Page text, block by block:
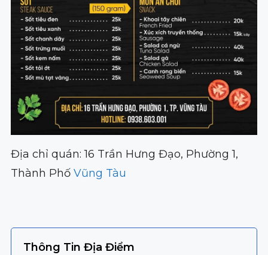
Địa chỉ quán: 16 Trần Hưng Đạo, Phường 1,
Thành Phố Vũng Tàu
Thông Tin Địa Điểm